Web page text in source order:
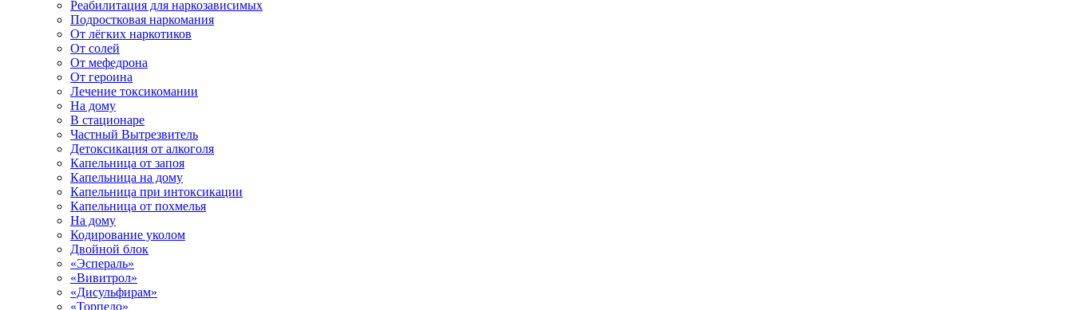
Реабилитация для наркозависимых
Подростковая наркомания
От лёгких наркотиков
От солей
От мефедрона
От героина
Лечение токсикомании
На дому
В стационаре
Частный Вытрезвитель
Детоксикация от алкоголя
Капельница от запоя
Капельница на дому
Капельница при интоксикации
Капельница от похмелья
На дому
Кодирование уколом
Двойной блок
«Эспераль»
«Вивитрол»
«Дисульфирам»
«Торпедо»